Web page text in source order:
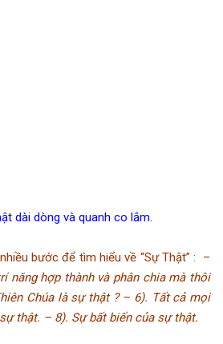
dòng và quanh co lắm.
bước để tìm hiểu về “Sự Thật” : –
năng hợp thành và phân chia mà thôi
Chúa là sự thật ? – 6). Tất cả mọi
thật. – 8). Sự bất biến của sự thật.